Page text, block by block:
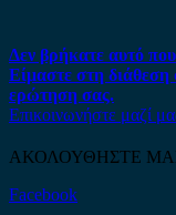
Δεν βρήκατε αυτό
Είμαστε στη
ερώτηση σας.
Επικοινωνήστε μαζί
ΑΚΟΛΟΥΘΗΣΤΕ
Facebook